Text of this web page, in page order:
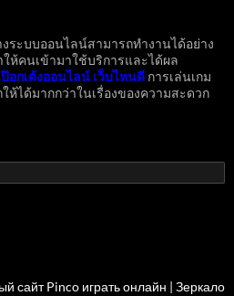
ระบบออนไลน์สามารถทำงานได้อย่าง
ห้คนเข้ามาใช้บริการและได้ผล
อกเด้งออนไลน์ เว็บไหนดี การเล่นเกม
ห้ได้มากกว่าในเรื่องของความสะดวก
сайт Pinco играть онлайн | Зеркало